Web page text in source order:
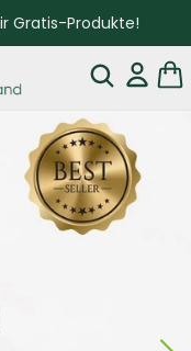
Gratis-Produkte!